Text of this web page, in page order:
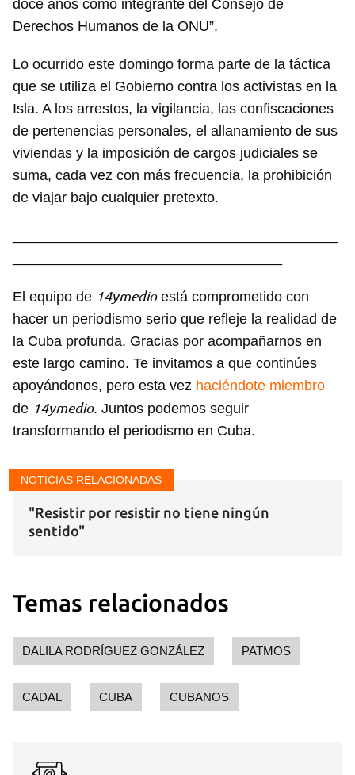
iniciar sesión con tu cuenta de 14ymedio.
doce años como integrante del Consejo de
Derechos Humanos de la ONU”.
Lo ocurrido este domingo forma parte de la táctica
que se utiliza el Gobierno contra los activistas en la
Isla. A los arrestos, la vigilancia, las confiscaciones
de pertenencias personales, el allanamiento de sus
viviendas y la imposición de cargos judiciales se
suma, cada vez con más frecuencia, la prohibición
de viajar bajo cualquier pretexto.
El equipo de 14ymedioestá comprometido con
hacer un periodismo serio que refleje la realidad de
la Cuba profunda. Gracias por acompañarnos en
este largo camino. Te invitamos a que continúes
apoyándonos, pero esta vez haciéndote miembro
de 14ymedio. Juntos podemos seguir
transformando el periodismo en Cuba.
NOTICIAS RELACIONADAS
"Resistir por resistir no tiene ningún
sentido"
Temas relacionados
DALILA RODRÍGUEZ GONZÁLEZ PATMOS
CADAL CUBA CUBANOS